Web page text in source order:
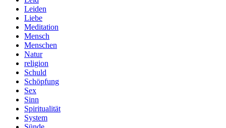
Leiden
Liebe
Meditation
Mensch
Menschen
Natur
religion
Schuld
Schöpfung
Sex
Sinn
Spiritualität
System